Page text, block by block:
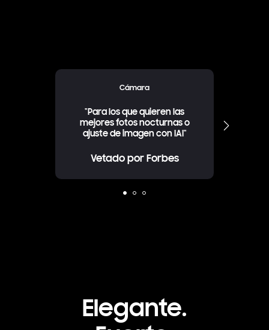
Cámara
"Para los que quieren las
mejores fotos nocturnas o
ajuste de imagen con IAI"
Vetado por Forbes
Elegante.